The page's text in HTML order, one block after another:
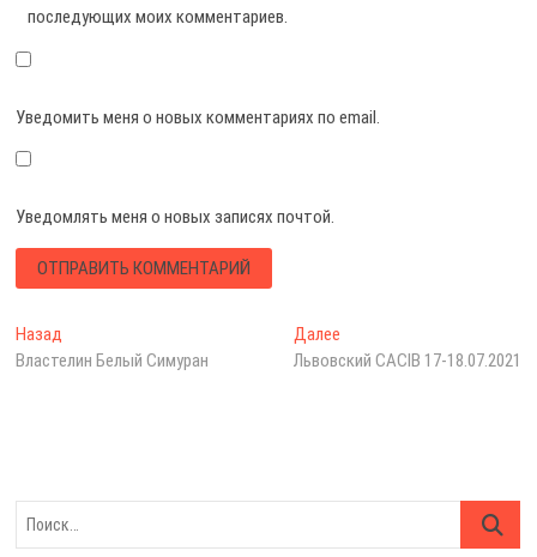
последующих моих комментариев.
Уведомить меня о новых комментариях по email.
Уведомлять меня о новых записях почтой.
Навигация
по
Назад
запись:
Властелин Белый Симуран
ДалееСледующая
запись:
Львовский CACIB 17-18.07.2021
Поиск…